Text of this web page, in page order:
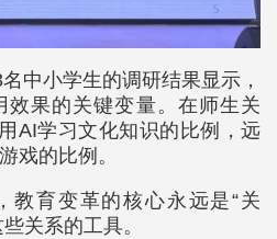
中小学生的调研结果显示，
效果的关键变量。在师生关
AI学习文化知识的比例，远
戏的比例。
教育变革的核心永远是“关
关系的工具。